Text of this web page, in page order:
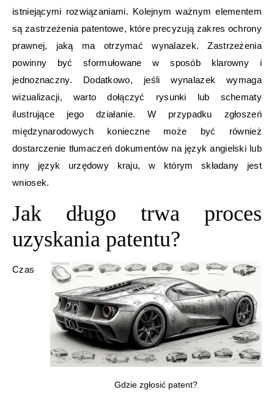
istniejącymi rozwiązaniami. Kolejnym ważnym elementem
są zastrzeżenia patentowe, które precyzują zakres ochrony
prawnej, jaką ma otrzymać wynalazek. Zastrzeżenia
powinny być sformułowane w sposób klarowny i
jednoznaczny. Dodatkowo, jeśli wynalazek wymaga
wizualizacji, warto dołączyć rysunki lub schematy
ilustrujące jego działanie. W przypadku zgłoszeń
międzynarodowych konieczne może być również
dostarczenie tłumaczeń dokumentów na język angielski lub
inny język urzędowy kraju, w którym składany jest
wniosek.
Jak długo trwa proces
uzyskania patentu?
Gdzie zgłosić patent?
Czas